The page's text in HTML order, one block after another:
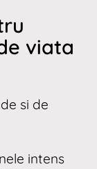
viata
si de
intens